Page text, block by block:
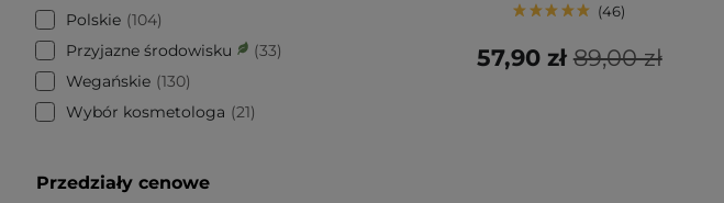
Polskie 104
Przyjazne środowisku
33
Wegańskie 130
Wybór kosmetologa
21
Przedziały cenowe
46
89,00 zł
57,90 zł